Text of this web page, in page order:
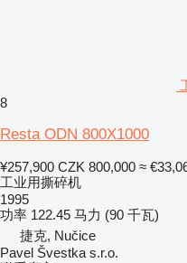
8
Resta ODN 800X1000
¥257,900 CZK 800,000 ≈
工业用撕碎机
1995
功率 122.45 马力 (90 千瓦)
捷克, Nučice
Pavel Švestka s.r.o.